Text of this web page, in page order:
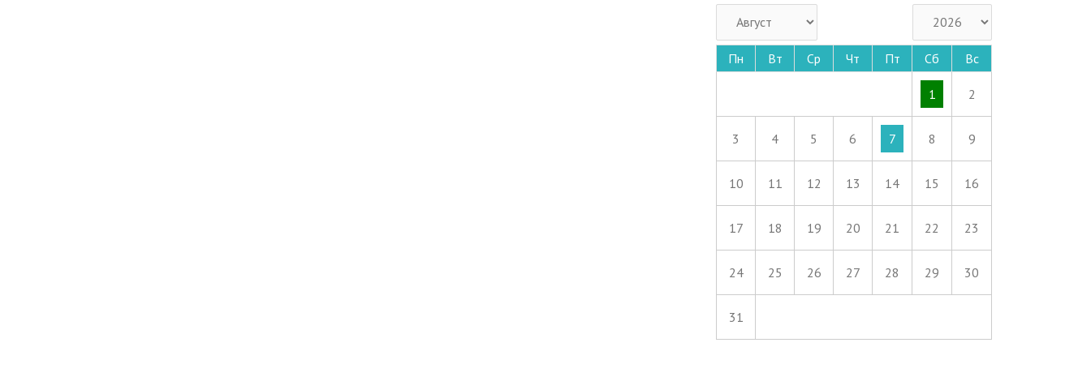
Пн Вт Ср Чт Пт Сб Вс
1 2
3 4 5 6 7 8 9
10 11 12 13 14 15 16
17 18 19 20 21 22 23
24 25 26 27 28 29 30
31